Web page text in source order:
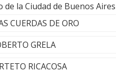
la Ciudad de Buenos Aires
CUERDAS DE ORO
GRELA
RICACOSA